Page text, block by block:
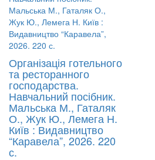
Організація готельного
та ресторанного
господарства.
Навчальний посібник.
Мальська М., Гаталяк
О., Жук Ю., Лемега Н.
Київ : Видавництво
“Каравела”, 2026. 220
с.